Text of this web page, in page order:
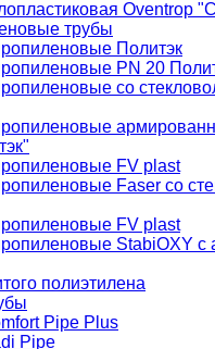
Oventrop
трубы
Политэк
PN 20
со
FV plast
Faser со
FV plast
StabiOXY
полиэтилена
Pipe Plus
Pipe